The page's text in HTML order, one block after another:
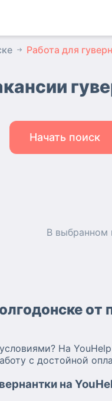
Работа для
Начать поиск
В выбранном
На
с достойной
на